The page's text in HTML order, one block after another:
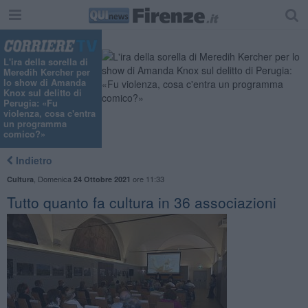
L'ira della sorella di
Meredih Kercher per
lo show di Amanda
Knox sul delitto di
Perugia: «Fu
violenza, cosa c'entra
un programma
comico?»
Indietro
Cultura Domenica 24 Ottobre 2021 ore 11:33
Tutto quanto fa cultura in 36 associazioni